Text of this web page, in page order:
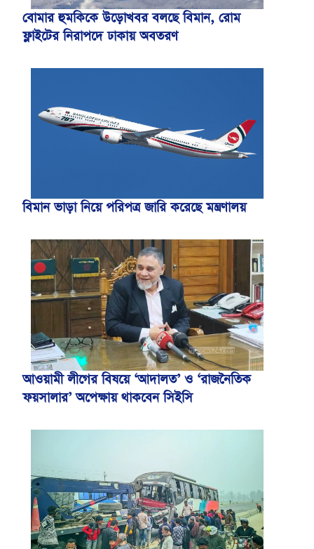
বোমার হুমকিকে উড়োখবর বলছে বিমান, রোম
ফ্লাইটের নিরাপদে ঢাকায় অবতরণ
বিমান ভাড়া নিয়ে পরিপত্র জারি করেছে মন্ত্রণালয়
আওয়ামী লীগের বিষয়ে ‘আদালত’ ও ‘রাজনৈতিক
ফয়সালার’ অপেক্ষায় থাকবেন সিইসি